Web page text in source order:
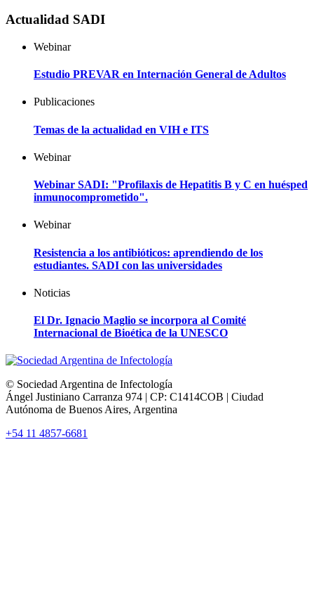
Actualidad SADI
Webinar
Estudio PREVAR en Internación General de Adultos
Publicaciones
Temas de la actualidad en VIH e ITS
Webinar
Webinar SADI: "Profilaxis de Hepatitis B y C en huésped
inmunocomprometido".
Webinar
Resistencia a los antibióticos: aprendiendo de los
estudiantes. SADI con las universidades
Noticias
El Dr. Ignacio Maglio se incorpora al Comité
Internacional de Bioética de la UNESCO
© Sociedad Argentina de Infectología
Ángel Justiniano Carranza 974 | CP: C1414COB | Ciudad
Autónoma de Buenos Aires, Argentina
+54 11 4857-6681